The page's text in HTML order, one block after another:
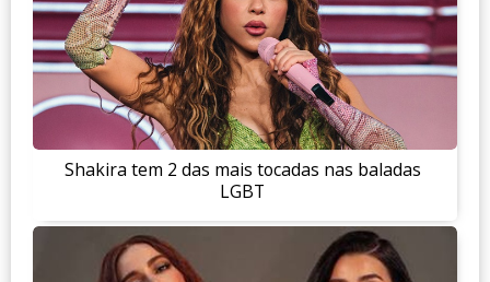
Shakira tem 2 das mais tocadas nas baladas
LGBT